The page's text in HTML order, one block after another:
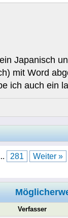
Japanisch
mit Word
ich auch ein
281 Weiter »
Verfasser